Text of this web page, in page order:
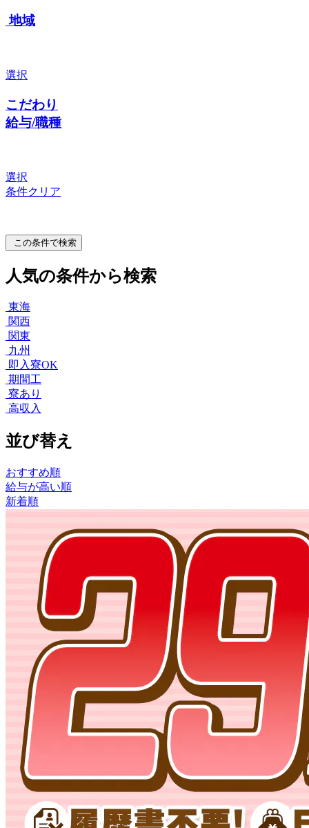
地域
選択
こだわり
給与/職種
選択
条件クリア
この条件で検索
人気の条件から検索
東海
関西
関東
九州
即入寮OK
期間工
寮あり
高収入
並び替え
おすすめ順
給与が高い順
新着順